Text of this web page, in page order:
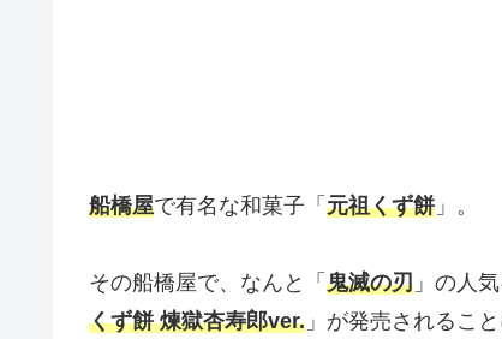
船橋屋で有名な和菓子「 元祖くず餅 」。
その船橋屋で、なんと「 鬼滅の刃 」の人
くず餅 煉獄杏寿郎ver. 」が発売されるこ